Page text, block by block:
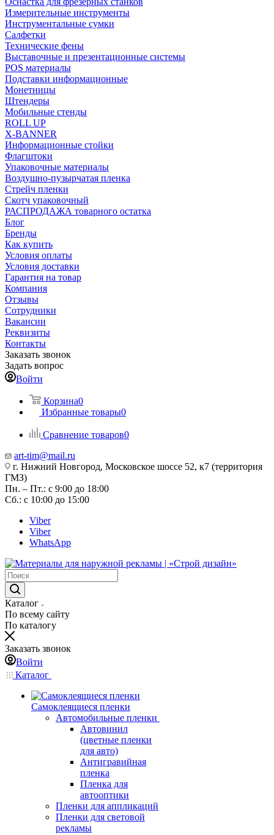
Измерительные инструменты
Инструментальные сумки
Салфетки
Технические фены
Выставочные и презентационные системы
POS материалы
Подставки информационные
Монетницы
Штендеры
Мобильные стенды
ROLL UP
X-BANNER
Информационные стойки
Флагштоки
Упаковочные материалы
Воздушно-пузырчатая пленка
Стрейч пленки
Скотч упаковочный
РАСПРОДАЖА товарного остатка
Блог
Бренды
Как купить
Условия оплаты
Условия доставки
Гарантия на товар
Компания
Отзывы
Сотрудники
Вакансии
Реквизиты
Контакты
Заказать звонок
Задать вопрос
Войти
Корзина0
Избранные товары0
Сравнение товаров0
art-tim@mail.ru
г. Нижний Новгород, Московское шоссе 52, к7 (территория
ГМЗ)
Пн. – Пт.: с 9:00 до 18:00
Сб.: с 10:00 до 15:00
Viber
Viber
WhatsApp
Каталог
По всему сайту
По каталогу
Заказать звонок
Войти
Каталог
Самоклеящиеся пленки
Автомобильные пленки
Автовинил
(цветные пленки
для авто)
Антигравийная
пленка
Пленка для
автооптики
Пленки для аппликаций
Пленки для световой
рекламы